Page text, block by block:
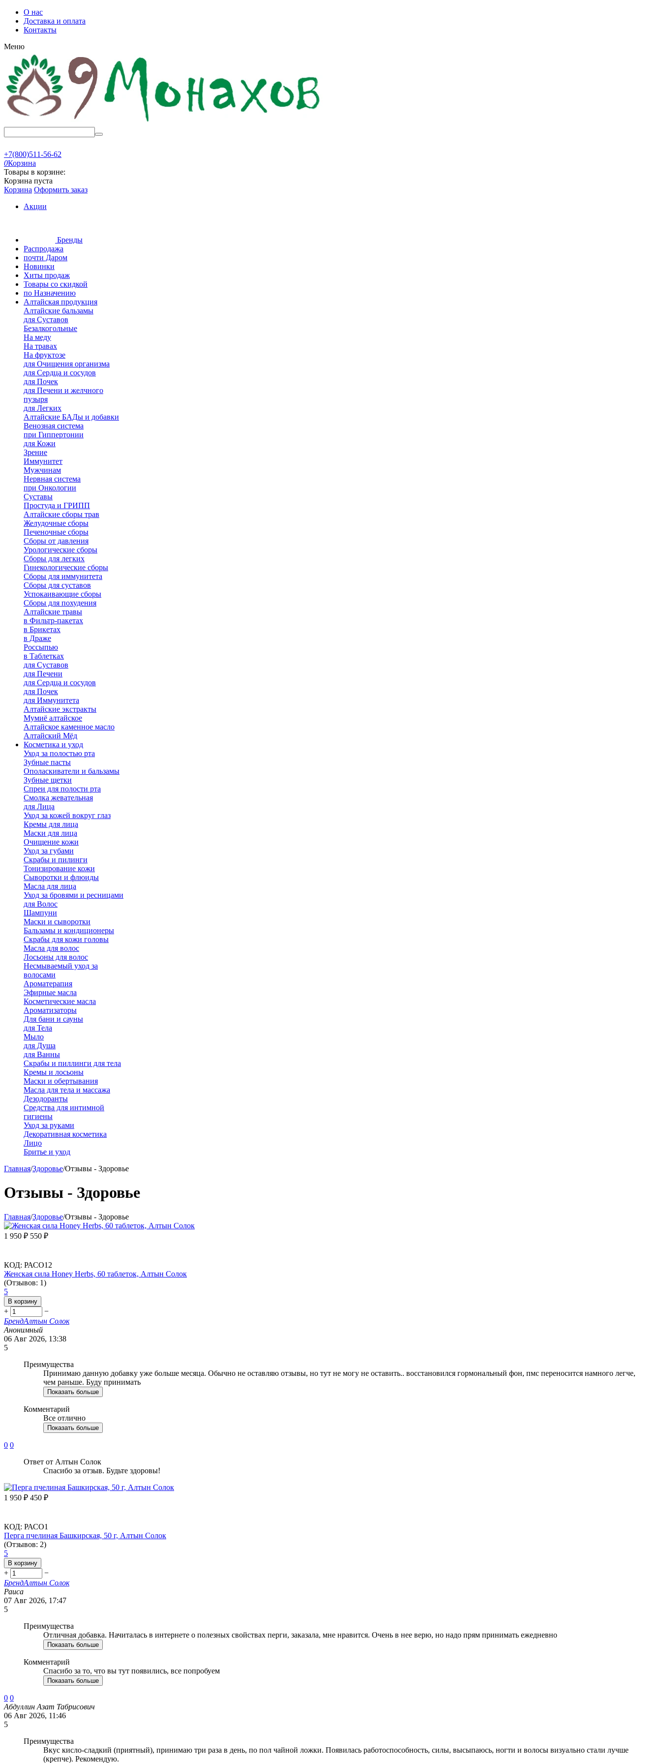
О нас
Доставка и оплата
Контакты
Меню
+7(800)511-56-62
0Корзина
Товары в корзине:
Корзина пуста
Корзина Оформить заказ
Акции
Бренды
Распродажа
почти Даром
Новинки
Хиты продаж
Товары со скидкой
по Назначению
Алтайская продукция
Алтайские бальзамы
для Суставов
Безалкогольные
На меду
На травах
На фруктозе
для Очищения организма
для Сердца и сосудов
для Почек
для Печени и желчного
пузыря
для Легких
Алтайские БАДы и добавки
Венозная система
при Гиппертонии
для Кожи
Зрение
Иммунитет
Мужчинам
Нервная система
при Онкологии
Суставы
Простуда и ГРИПП
Алтайские сборы трав
Желудочные сборы
Печеночные сборы
Сборы от давления
Урологические сборы
Сборы для легких
Гинекологические сборы
Сборы для иммунитета
Сборы для суставов
Успокаивающие сборы
Сборы для похудения
Алтайские травы
в Фильтр-пакетах
в Брикетах
в Драже
Россыпью
в Таблетках
для Cуставов
для Печени
для Сердца и сосудов
для Почек
для Иммунитета
Алтайские экстракты
Мумиё алтайское
Алтайское каменное масло
Алтайский Мёд
Косметика и уход
Уход за полостью рта
Зубные пасты
Ополаскиватели и бальзамы
Зубные щетки
Спреи для полости рта
Смолка жевательная
для Лица
Уход за кожей вокруг глаз
Кремы для лица
Маски для лица
Очищение кожи
Уход за губами
Скрабы и пилинги
Тонизирование кожи
Сыворотки и флюиды
Масла для лица
Уход за бровями и ресницами
для Волос
Шампуни
Маски и сыворотки
Бальзамы и кондиционеры
Скрабы для кожи головы
Масла для волос
Лосьоны для волос
Несмываемый уход за
волосами
Ароматерапия
Эфирные масла
Косметические масла
Ароматизаторы
Для бани и сауны
для Тела
Мыло
для Душа
для Ванны
Скрабы и пиллинги для тела
Кремы и лосьоны
Маски и обертывания
Масла для тела и массажа
Дезодоранты
Средства для интимной
гигиены
Уход за руками
Декоративная косметика
Лицо
Бритье и уход
Главная/Здоровье/Отзывы - Здоровье
Отзывы - Здоровье
Главная/Здоровье/Отзывы - Здоровье
1 950 ₽ 550 ₽
КОД: РАСО12
Женская сила Honey Herbs, 60 таблеток, Алтын Солок
(Отзывов: 1)
5
В корзину
+
−
БрендАлтын Солок
Анонимный
06 Авг 2026, 13:38
5
Преимущества
Принимаю данную добавку уже больше месяца. Обычно не оставляю отзывы, но тут не могу не оставить.. восстановился гормональный фон, пмс переносится намного легче,
чем раньше. Буду принимать
Показать больше
Комментарий
Все отлично
Показать больше
0 0
Ответ от Алтын Солок
Спасибо за отзыв. Будьте здоровы!
1 950 ₽ 450 ₽
КОД: РАСО1
Перга пчелиная Башкирская, 50 г, Алтын Солок
(Отзывов: 2)
5
В корзину
+
−
БрендАлтын Солок
Раиса
07 Авг 2026, 17:47
5
Преимущества
Отличная добавка. Начиталась в интернете о полезных свойствах перги, заказала, мне нравится. Очень в нее верю, но надо прям принимать ежедневно
Показать больше
Комментарий
Спасибо за то, что вы тут появились, все попробуем
Показать больше
0 0
Абдуллин Азат Табрисович
06 Авг 2026, 11:46
5
Преимущества
Вкус кисло-сладкий (приятный), принимаю три раза в день, по пол чайной ложки. Появилась работоспособность, силы, высыпаюсь, ногти и волосы визуально стали лучше
(крепче). Рекомендую.